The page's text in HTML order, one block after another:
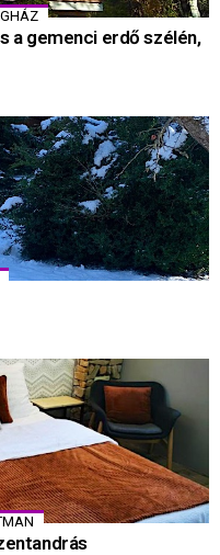
a gemenci erdő szélén,